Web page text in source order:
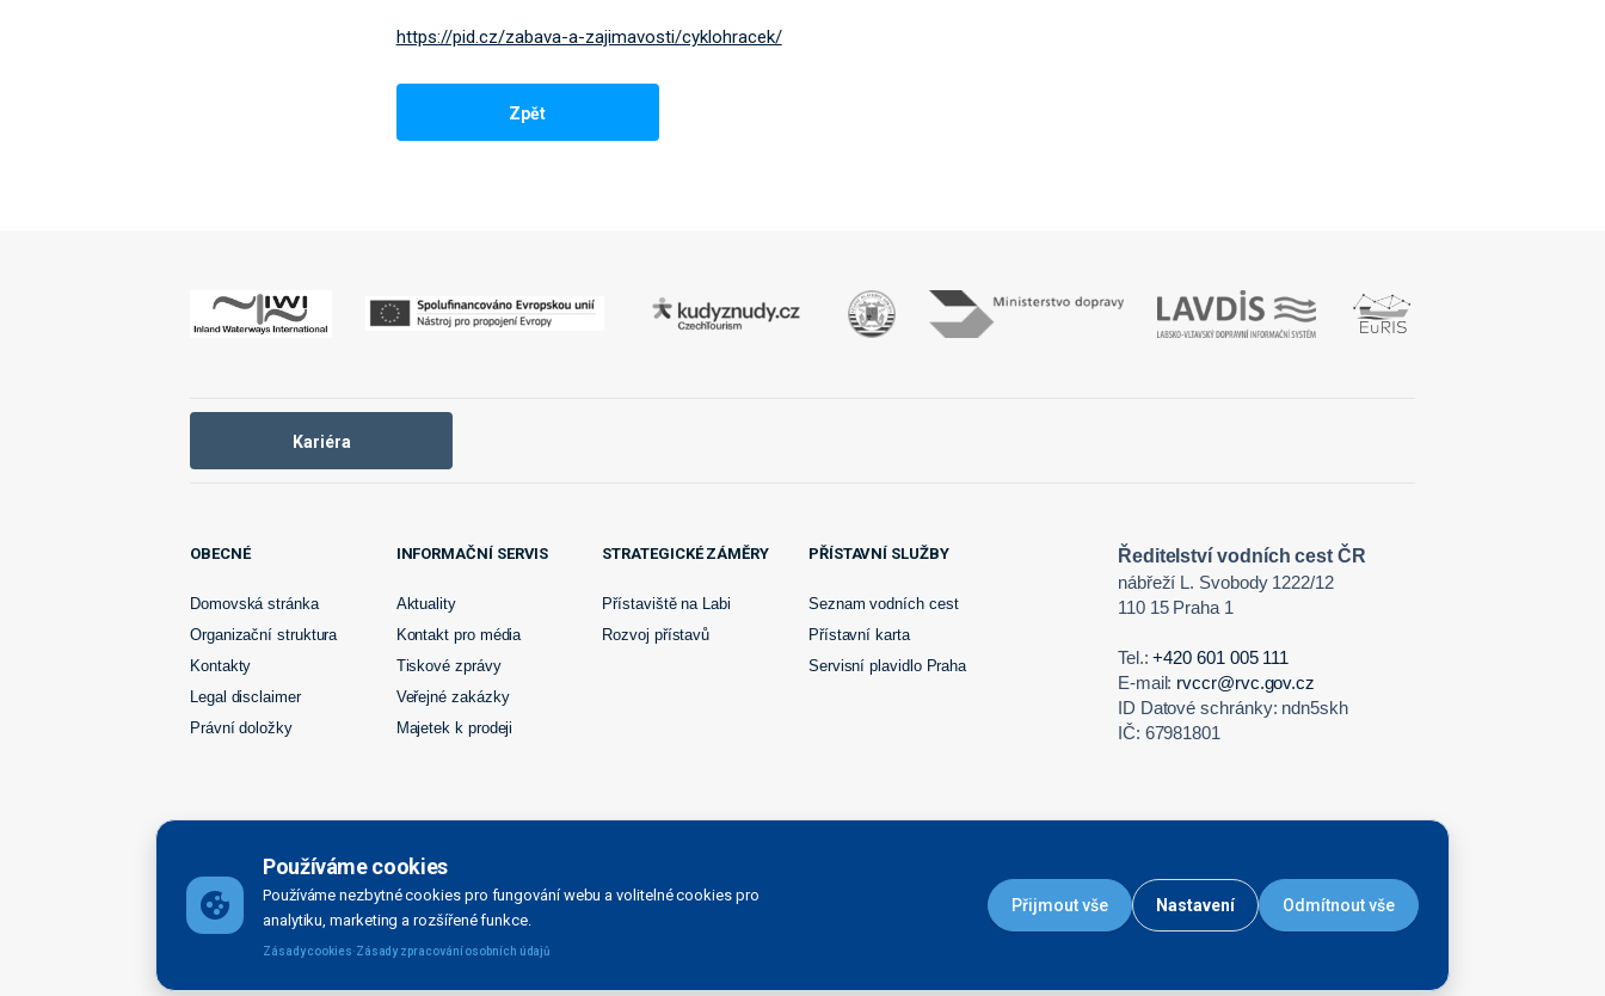
Používáme cookies
Používáme nezbytné cookies pro fungování webu a volitelné cookies pro
analytiku, marketing a rozšířené funkce.
Zásady cookies·Zásady zpracování osobních údajů
Přijmout vše Nastavení Odmítnout vše
https://pid.cz/zabava-a-zajimavosti/cyklohracek/
Zpět
Kariéra
OBECNÉ
Domovská stránka
Organizační struktura
Kontakty
Legal disclaimer
Právní doložky
INFORMAČNÍ SERVIS
Aktuality
Kontakt pro média
Tiskové zprávy
Veřejné zakázky
Majetek k prodeji
STRATEGICKÉ ZÁMĚRY
Přístaviště na Labi
Rozvoj přístavů
PŘÍSTAVNÍ SLUŽBY
Seznam vodních cest
Přístavní karta
Servisní plavidlo Praha
Ředitelství vodních cest ČR
nábřeží L. Svobody 1222/12
110 15 Praha 1
Tel.:+420 601 005 111
E-mail: rvccr@rvc.gov.cz
ID Datové schránky: ndn5skh
IČ: 67981801
Ředitelství vodních cest České republiky bylo zřízeno Ministerstvem dopravy a spojů ČR 1.dubna 1998 a je
organizačnísložkou státu zřízenou Ministerstvem dopravy, dle ust. § 51 odst 1., zák. č. 219/2000 Sb
Created by Movisio 2026